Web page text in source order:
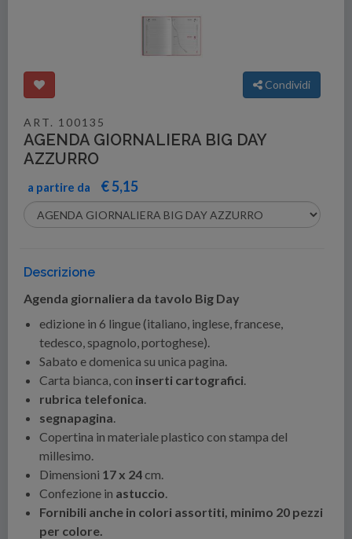
Condividi
ART. 100135
AGENDA GIORNALIERA BIG DAY
AZZURRO
a partire da € 5,15
Descrizione
Agenda giornaliera da tavolo Big Day
edizione in 6 lingue (italiano, inglese, francese,
tedesco, spagnolo, portoghese).
Sabato e domenica su unica pagina.
Carta bianca, con inserti cartografici.
rubrica telefonica.
segnapagina.
Copertina in materiale plastico con stampa del
millesimo.
Dimensioni 17 x 24cm.
Confezione in astuccio.
Fornibili anche in colori assortiti, minimo 20 pezzi
per colore.